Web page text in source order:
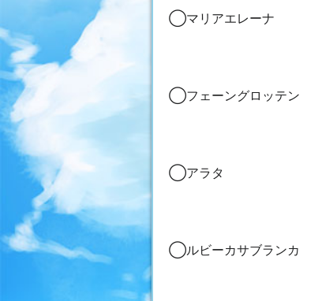
◯マリアエレーナ
◯フェーングロッテン
◯アラタ
◯ルビーカサブランカ